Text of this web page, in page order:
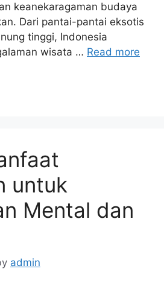
keanekaragaman budaya
Dari pantai-pantai eksotis
tinggi, Indonesia
wisata … Read more
untuk
Mental dan
admin